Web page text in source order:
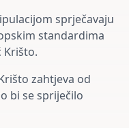
sprječavaju
standardima
Krišto.
zahtjeva od
bi se spriječilo